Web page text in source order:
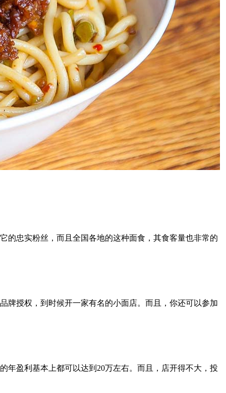
的忠实粉丝，而且全国各地的这种面食，其食客量也非常的
牌授权，到时候开一家有名的小面店。而且，你还可以参加
年盈利基本上都可以达到20万左右。而且，店开得不大，投